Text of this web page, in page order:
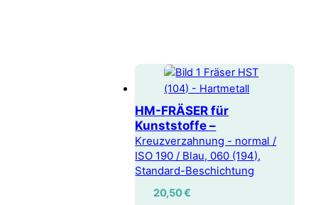
HM-FRÄSER für
Kunststoffe –
Kreuzverzahnung - normal /
ISO 190 / Blau, 060 (194),
Standard-Beschichtung
20,50€